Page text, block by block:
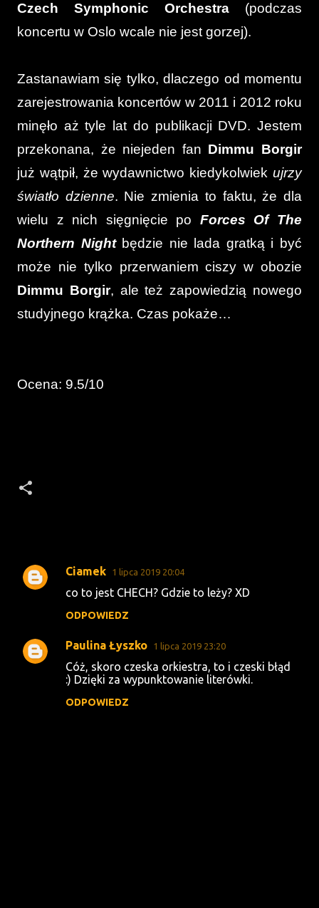
Czech Symphonic Orchestra (podczas
koncertu w Oslo wcale nie jest gorzej).
Zastanawiam się tylko, dlaczego od momentu
zarejestrowania koncertów w 2011 i 2012 roku
minęło aż tyle lat do publikacji DVD. Jestem
przekonana, że niejeden fan Dimmu Borgir
już wątpił, że wydawnictwo kiedykolwiek ujrzy
światło dzienne. Nie zmienia to faktu, że dla
wielu z nich sięgnięcie po Forces Of The
Northern Night będzie nie lada gratką i być
może nie tylko przerwaniem ciszy w obozie
Dimmu Borgir, ale też zapowiedzią nowego
studyjnego krążka. Czas pokaże…
Ocena: 9.5/10
K
e
n
Ciamek 1 lipca 2019 20:04
co to jest CHECH? Gdzie to leży? XD
ODPOWIEDZ
Paulina Łyszko 1 lipca 2019 23:20
Cóż, skoro czeska orkiestra, to i czeski błąd
:) Dzięki za wypunktowanie literówki.
ODPOWIEDZ